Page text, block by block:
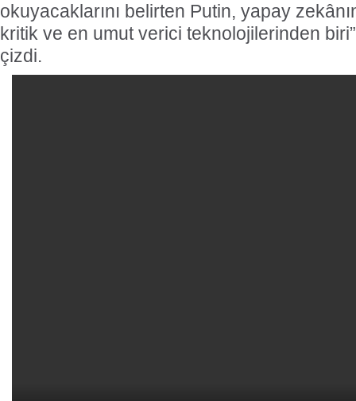
okuyacaklarını belirten Putin, yapay
kritik ve en umut verici teknolojilerinden
çizdi.